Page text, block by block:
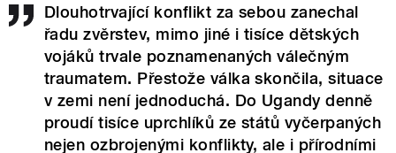
Dlouhotrvající konflikt za sebou zanechal
řadu zvěrstev, mimo jiné i tisíce dětských
vojáků trvale poznamenaných válečným
traumatem. Přestože válka skončila, situace
v zemi není jednoduchá. Do Ugandy denně
proudí tisíce uprchlíků ze států vyčerpaných
nejen ozbrojenými konflikty, ale i přírodními